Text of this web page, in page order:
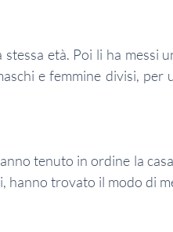
età. Poi li ha messi
e femmine divisi, per
tenuto in ordine la
trovato il modo di